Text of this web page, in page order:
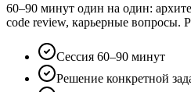
60–90 минут один на один:
code review, карьерные вопросы.
Сессия 60–90 минут
Решение конкретной